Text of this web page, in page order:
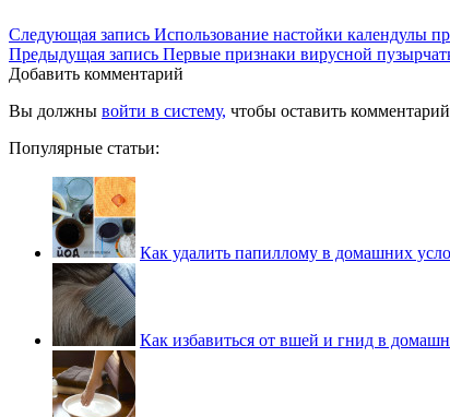
Следующая запись Использование настойки календулы
Предыдущая запись Первые признаки вирусной
Добавить комментарий
Вы должны войти в систему, чтобы оставить
Популярные статьи:
Как удалить папиллому в домашних
Как избавиться от вшей и гнид в